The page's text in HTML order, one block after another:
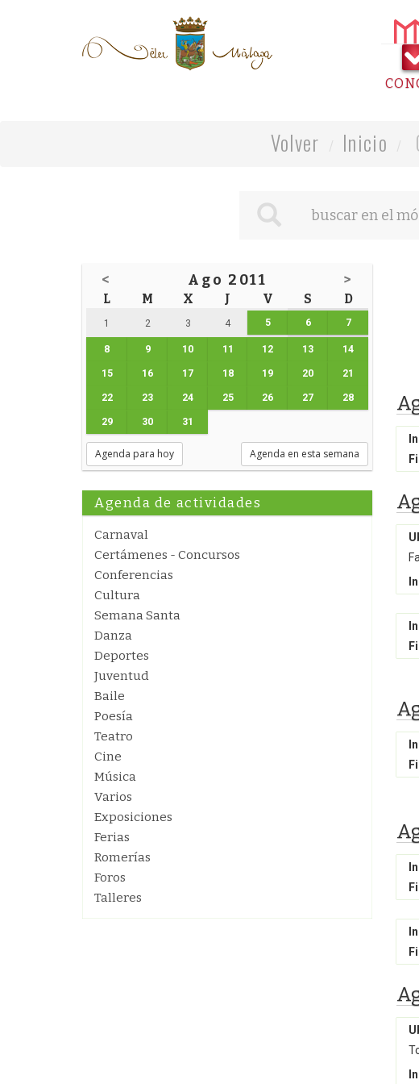
Volver Inicio
< Ago 2011 >
L M X J V S D
1 2 3 4 5 6 7
8 9 10 11 12 13 14
15 16 17 18 19 20 21
22 23 24 25 26 27 28
29 30 31
Agenda para hoy Agenda en esta semana
Agenda de actividades
Carnaval
Certámenes - Concursos
Conferencias
Cultura
Semana Santa
Danza
Deportes
Juventud
Baile
Poesía
Teatro
Cine
Música
Varios
Exposiciones
Ferias
Romerías
Foros
Talleres